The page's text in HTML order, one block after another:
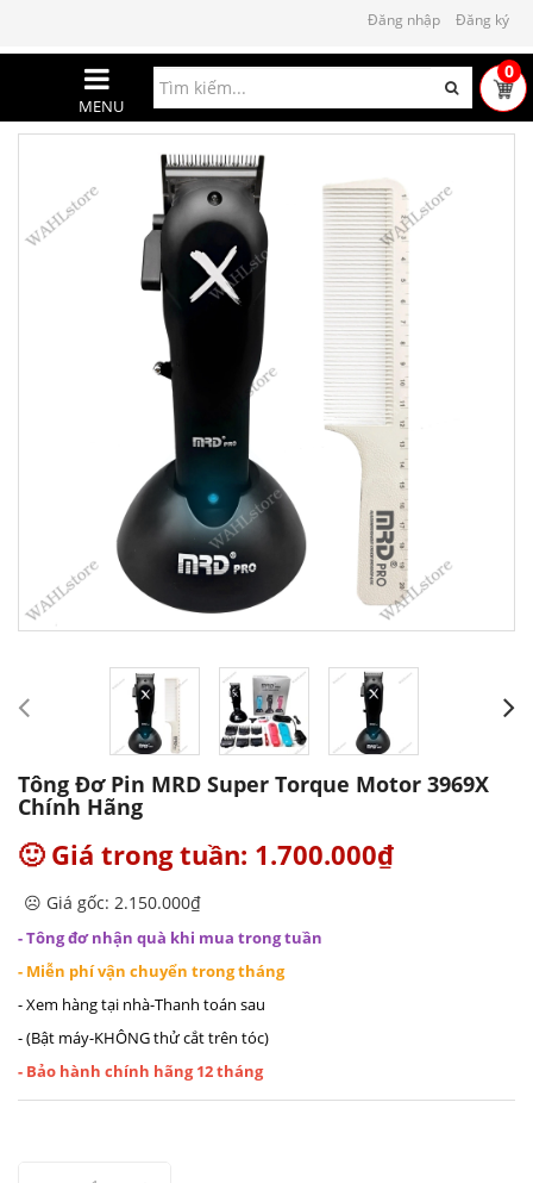
Đăng nhập Đăng ký
MENU
0
Tông Đơ Pin MRD Super Torque Motor 3969X
Chính Hãng
🙂 Giá trong tuần: 1.700.000₫
☹️ Giá gốc: 2.150.000₫
- Tông đơ nhận quà khi mua trong tuần
- Miễn phí vận chuyển trong tháng
- Xem hàng tại nhà-Thanh toán sau
- (Bật máy-KHÔNG thử cắt trên tóc)
- Bảo hành chính hãng 12 tháng